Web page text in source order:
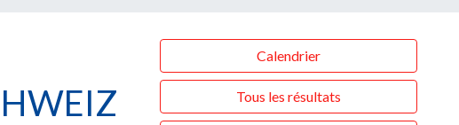
Calendrier
Tous les résultats